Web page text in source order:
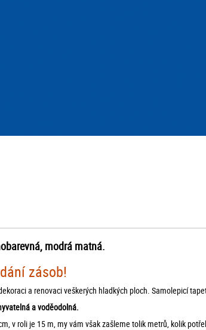
modrá matná.
zásob!
a renovaci veškerých hladkých ploch. Samolepicí
a voděodolná.
v roli je 15 m, my vám však zašleme tolik metrů, kolik